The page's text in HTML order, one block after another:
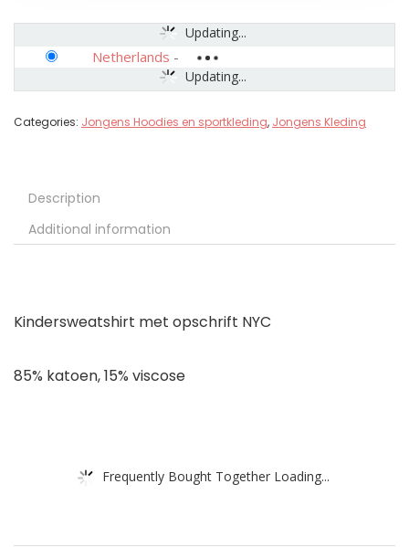
Updating...
Updating...
Netherlands -
Categories: Jongens Hoodies en sportkleding, Jongens Kleding
Description
Additional information
Kindersweatshirt met opschrift NYC
85% katoen, 15% viscose
Frequently Bought Together Loading...